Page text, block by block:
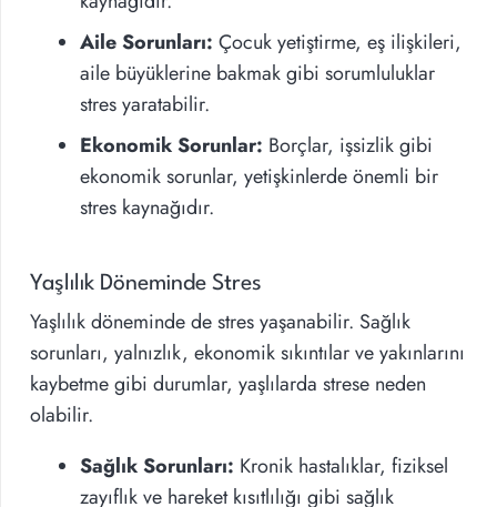
Aile Sorunları: Çocuk yetiştirme, eş ilişkileri,
aile büyüklerine bakmak gibi sorumluluklar
stres yaratabilir.
Ekonomik Sorunlar: Borçlar, işsizlik gibi
ekonomik sorunlar, yetişkinlerde önemli bir
stres kaynağıdır.
Yaşlılık Döneminde Stres
Yaşlılık döneminde de stres yaşanabilir. Sağlık
sorunları, yalnızlık, ekonomik sıkıntılar ve yakınlarını
kaybetme gibi durumlar, yaşlılarda strese neden
olabilir.
Sağlık Sorunları: Kronik hastalıklar, fiziksel
zayıflık ve hareket kısıtlılığı gibi sağlık